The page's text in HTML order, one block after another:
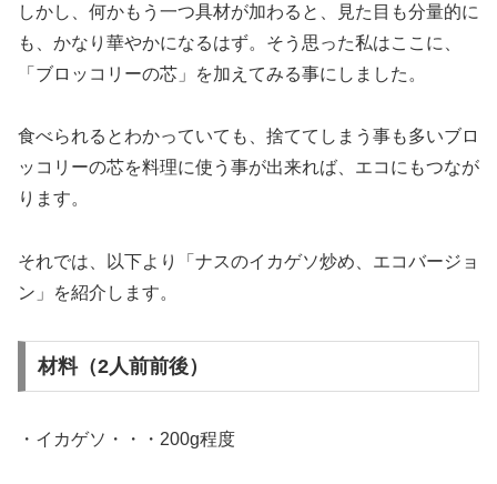
しかし、何かもう一つ具材が加わると、見た目も分量的に
も、かなり華やかになるはず。そう思った私はここに、
「ブロッコリーの芯」を加えてみる事にしました。
食べられるとわかっていても、捨ててしまう事も多いブロ
ッコリーの芯を料理に使う事が出来れば、エコにもつなが
ります。
それでは、以下より「ナスのイカゲソ炒め、エコバージョ
ン」を紹介します。
材料（2人前前後）
・イカゲソ・・・200g程度